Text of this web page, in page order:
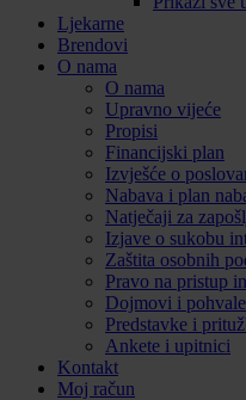
Ljekarne
Brendovi
O nama
O nama
Upravno vijeće
Propisi
Financijski plan
Izvješće o
Nabava i plan
Natječaji za
Izjave o sukobu
Zaštita osobnih
Pravo na pristup
Dojmovi i pohvale
Predstavke i
Ankete i upitnici
Kontakt
Moj račun